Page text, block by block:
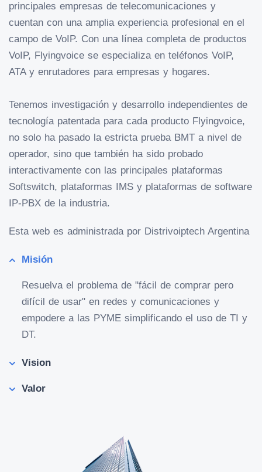
principales empresas de telecomunicaciones y
cuentan con una amplia experiencia profesional en el
campo de VoIP. Con una línea completa de productos
VoIP, Flyingvoice se especializa en teléfonos VoIP,
ATA y enrutadores para empresas y hogares.
Tenemos investigación y desarrollo independientes de
tecnología patentada para cada producto Flyingvoice,
no solo ha pasado la estricta prueba BMT a nivel de
operador, sino que también ha sido probado
interactivamente con las principales plataformas
Softswitch, plataformas IMS y plataformas de software
IP-PBX de la industria.
Esta web es administrada por Distrivoiptech Argentina
Misión
Resuelva el problema de "fácil de comprar pero
difícil de usar" en redes y comunicaciones y
empodere a las PYME simplificando el uso de TI y
DT.
Vision
Valor